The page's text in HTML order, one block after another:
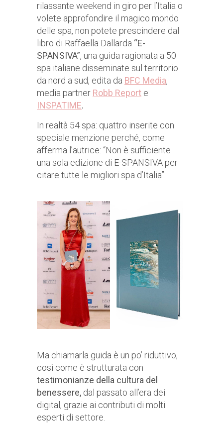
rilassante weekend in giro per l’Italia o
volete approfondire il magico mondo
delle spa, non potete prescindere dal
libro di Raffaella Dallarda “E-
SPANSIVA”, una guida ragionata a 50
spa italiane disseminate sul territorio
da nord a sud, edita da BFC Media,
media partner Robb Report e
INSPATIME.
In realtà 54 spa: quattro inserite con
speciale menzione perché, come
afferma l’autrice: “Non è sufficiente
una sola edizione di E-SPANSIVA per
citare tutte le migliori spa d’Italia”.
Ma chiamarla guida è un po’ riduttivo,
così come è strutturata con
testimonianze della cultura del
benessere, dal passato all’era dei
digital, grazie ai contributi di molti
esperti di settore.